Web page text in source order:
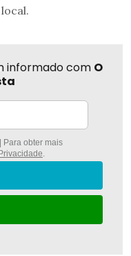
informado com O
Para obter mais
.